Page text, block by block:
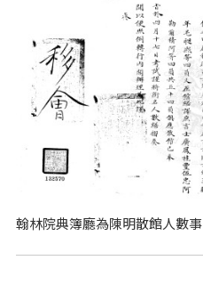
翰林院典簿廳為陳明散館人數事